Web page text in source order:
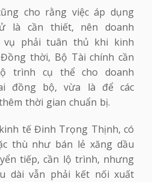
cho rằng việc áp dụng
là cần thiết, nên doanh
vụ phải tuân thủ khi kinh
thời, Bộ Tài chính cần
trình cụ thể cho doanh
đồng bộ, vừa là để các
thời gian chuẩn bị.
tế Đinh Trọng Thịnh, có
thù như bán lẻ xăng dầu
tiếp, cần lộ trình, nhưng
dài vẫn phải kết nối xuất